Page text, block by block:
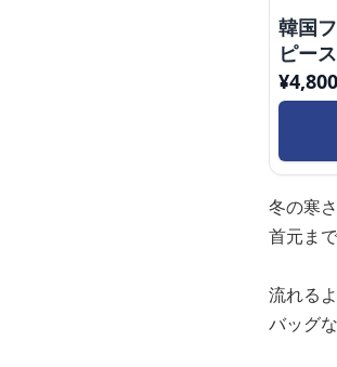
韓国
ピース
¥4,800
冬の寒
首元ま
流れる
バッグ